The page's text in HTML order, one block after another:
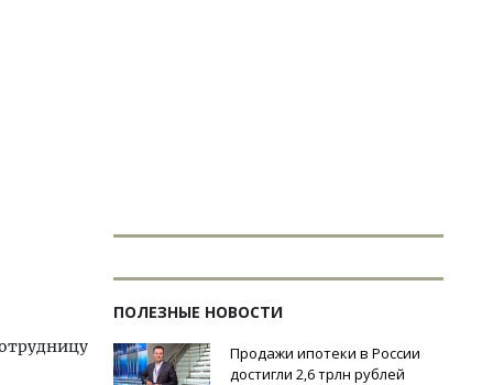
ПОЛЕЗНЫЕ НОВОСТИ
Продажи ипотеки в России
достигли 2,6 трлн рублей